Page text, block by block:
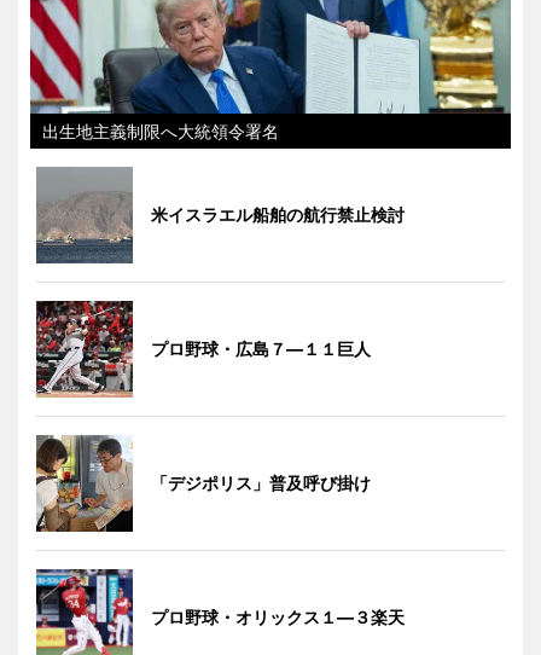
出生地主義制限へ大統領令署名
米イスラエル船舶の航行禁止検討
プロ野球・広島７―１１巨人
「デジポリス」普及呼び掛け
プロ野球・オリックス１―３楽天